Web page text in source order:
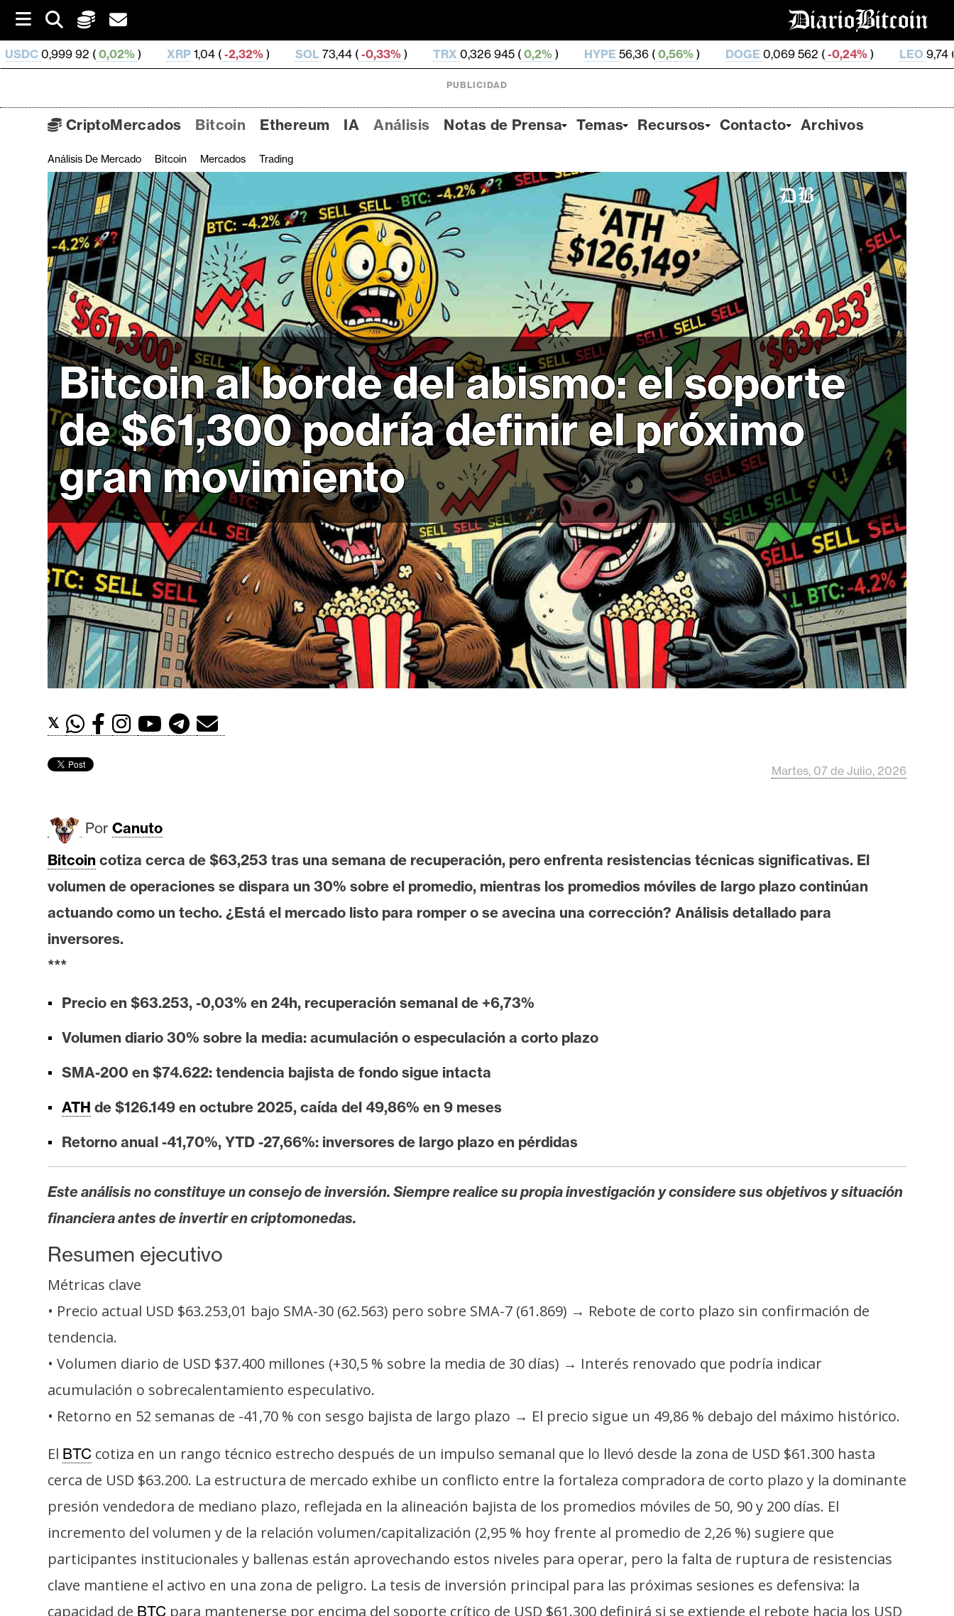
i
p
t
0,02%) XRP1,04 (-2,32%) SOL73,44 (-0,33%) TRX0,326 945 ( 0,2%) HYPE56,36 ( 0,56%) DOGE0,069 562 (-0,24%) LEO9,74 (-0,19%)
C
r
i
p
t
o
M
e
r
c
a
d
o
s
B
i
t
c
o
i
n
E
t
h
e
e
m
I
A
A
n
l
i
i
N
t
s
d
e
r
e
n
s
a
e
m
a
R
e
u
r
s
o
PUBLICIDAD
CriptoMercados Bitcoin Ethereum IA Análisis Notas de Prensa Temas Recursos Contacto Archivos
Análisis De Mercado Bitcoin Mercados Trading
Bitcoin al borde del abismo: el soporte
de $61,300 podría definir el próximo
gran movimiento
𝕏
Martes, 07 de Julio, 2026
Por Canuto
Bitcoin cotiza cerca de $63,253 tras una semana de recuperación, pero enfrenta resistencias técnicas significativas. El
volumen de operaciones se dispara un 30% sobre el promedio, mientras los promedios móviles de largo plazo continúan
actuando como un techo. ¿Está el mercado listo para romper o se avecina una corrección? Análisis detallado para
inversores.
***
Precio en $63.253, -0,03% en 24h, recuperación semanal de +6,73%
Volumen diario 30% sobre la media: acumulación o especulación a corto plazo
SMA-200 en $74.622: tendencia bajista de fondo sigue intacta
ATH de $126.149 en octubre 2025, caída del 49,86% en 9 meses
Retorno anual -41,70%, YTD -27,66%: inversores de largo plazo en pérdidas
Este análisis no constituye un consejo de inversión. Siempre realice su propia investigación y considere sus objetivos y situación
financiera antes de invertir en criptomonedas.
Resumen ejecutivo
Métricas clave
• Precio actual USD $63.253,01 bajo SMA-30 (62.563) pero sobre SMA-7 (61.869) → Rebote de corto plazo sin confirmación de
tendencia.
• Volumen diario de USD $37.400 millones (+30,5 % sobre la media de 30 días) → Interés renovado que podría indicar
acumulación o sobrecalentamiento especulativo.
• Retorno en 52 semanas de -41,70 % con sesgo bajista de largo plazo → El precio sigue un 49,86 % debajo del máximo histórico.
El BTC cotiza en un rango técnico estrecho después de un impulso semanal que lo llevó desde la zona de USD $61.300 hasta
cerca de USD $63.200. La estructura de mercado exhibe un conflicto entre la fortaleza compradora de corto plazo y la dominante
presión vendedora de mediano plazo, reflejada en la alineación bajista de los promedios móviles de 50, 90 y 200 días. El
incremento del volumen y de la relación volumen/capitalización (2,95 % hoy frente al promedio de 2,26 %) sugiere que
participantes institucionales y ballenas están aprovechando estos niveles para operar, pero la falta de ruptura de resistencias
clave mantiene el activo en una zona de peligro. La tesis de inversión principal para las próximas sesiones es defensiva: la
capacidad de BTC para mantenerse por encima del soporte crítico de USD $61.300 definirá si se extiende el rebote hacia los USD